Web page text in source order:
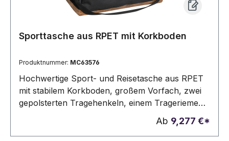
Sporttasche aus RPET mit Korkboden
Produktnummer: MC63576
Hochwertige Sport- und Reisetasche aus RPET
mit stabilem Korkboden, großem Vorfach, zwei
gepolsterten Tragehenkeln, einem Trageriemen
und einem Füllvermögen von 25 Litern. Ihre
Werbung wird auf das Vorfach gedruckt.
Ab 9,277 €*